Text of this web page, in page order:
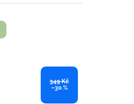
349 Kč
–30 %